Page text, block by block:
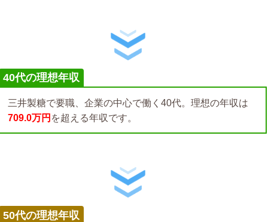
40代の理想年収
三井製糖で要職、企業の中心で働く40代。理想の年収は
709.0万円 を超える年収です。
50代の理想年収